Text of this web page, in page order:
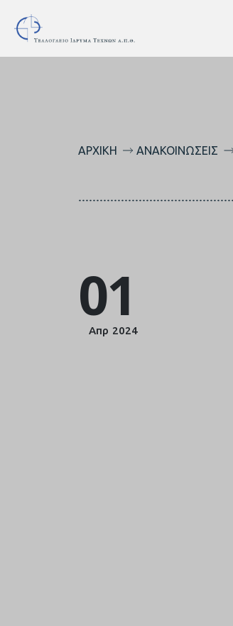
ΑΡΧΙΚΉ ΑΝΑΚΟΙΝΏΣΕΙΣ
01
Απρ 2024